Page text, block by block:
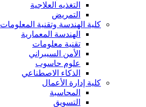
التغذيه العلاجية
التمريض
كلية الهندسة وتقنية المعلومات
الهندسة المعمارية
تقنية معلومات
الأمن السيبراني
علوم حاسوب
الذكاء الاصطناعي
كلية إدارة الأعمال
المحاسبة
التسويق